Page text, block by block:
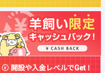
開設や入金レベルでGet！